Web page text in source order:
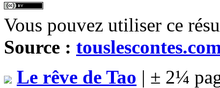
Vous pouvez utiliser ce
Source :
Le rêve de Tao | ± 2¼